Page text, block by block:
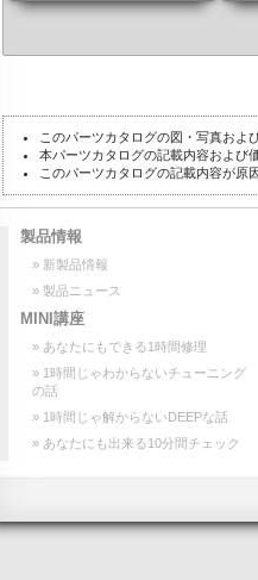
このパーツカタログの図・写真およ
本パーツカタログの記載内容および
このパーツカタログの記載内容が原
製品情報
» 新製品情報
» 製品ニュース
MINI講座
» あなたにもできる1時間修理
» 1時間じゃわからないチューニング
の話
» 1時間じゃ解からないDEEPな話
» あなたにも出来る10分間チェック